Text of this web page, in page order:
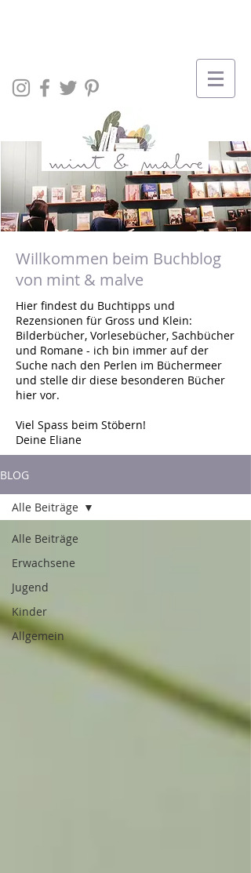
Willkommen beim Buchblog
von mint & malve
Hier findest du Buchtipps und
Rezensionen für Gross und Klein:
Bilderbücher, Vorlesebücher, Sachbücher
und Romane - ich bin immer auf der
Suche nach den Perlen im Büchermeer
und stelle dir diese besonderen Bücher
hier vor.
Viel Spass beim Stöbern!
Deine Eliane
BLOG
Alle Beiträge
Erwachsene
Jugend
Kinder
Allgemein
Alle Beiträge